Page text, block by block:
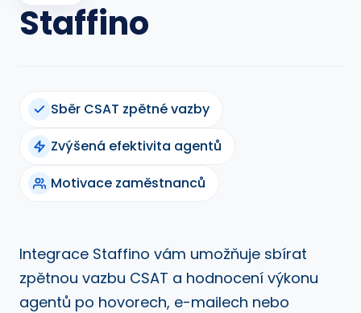
Staffino
Sběr CSAT zpětné vazby
Zvýšená efektivita agentů
Motivace zaměstnanců
Integrace Staffino vám umožňuje sbírat
zpětnou vazbu CSAT a hodnocení výkonu
agentů po hovorech, e-mailech nebo